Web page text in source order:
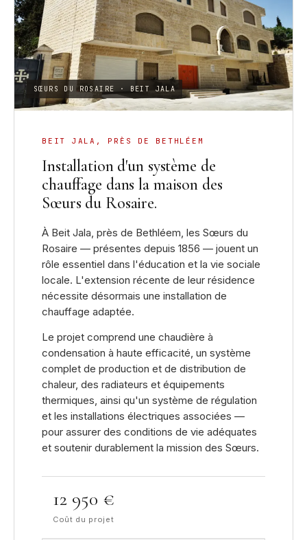
SŒURS DU ROSAIRE · BEIT JALA
BEIT JALA, PRÈS DE BETHLÉEM
Installation d'un système de
chauffage dans la maison des
Sœurs du Rosaire.
À Beit Jala, près de Bethléem, les Sœurs du
Rosaire — présentes depuis 1856 — jouent un
rôle essentiel dans l'éducation et la vie sociale
locale. L'extension récente de leur résidence
nécessite désormais une installation de
chauffage adaptée.
Le projet comprend une chaudière à
condensation à haute efficacité, un système
complet de production et de distribution de
chaleur, des radiateurs et équipements
thermiques, ainsi qu'un système de régulation
et les installations électriques associées —
pour assurer des conditions de vie adéquates
et soutenir durablement la mission des Sœurs.
12 950 €
Coût du projet